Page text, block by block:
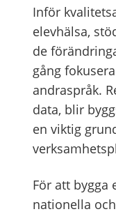
Inför
elevhälsa,
de
gång
andraspråk.
data, blir
en viktig
För att bygga
nationella och